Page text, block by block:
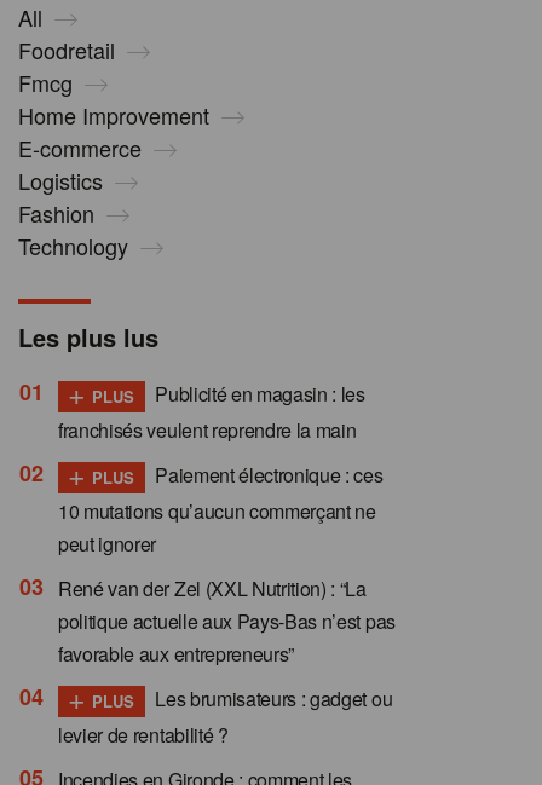
All
Foodretail
Fmcg
Home Improvement
E-commerce
Logistics
Fashion
Technology
Les plus lus
+ PLUS
Publicité en magasin : les
franchisés veulent reprendre la main
+ PLUS
Paiement électronique : ces
10 mutations qu’aucun commerçant ne
peut ignorer
René van der Zel (XXL Nutrition) : “La
politique actuelle aux Pays-Bas n’est pas
favorable aux entrepreneurs”
+ PLUS
Les brumisateurs : gadget ou
levier de rentabilité ?
Incendies en Gironde : comment les